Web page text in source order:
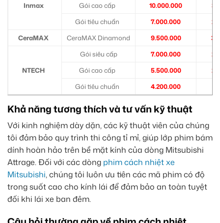
Inmax
Gói cao cấp
10.000.000
Gói tiêu chuẩn
7.000.000
CeraMAX
CeraMAX Dinamond 9.500.000
NTECH
Gói siêu cấp 7.000.000
Gói cao cấp
5.500.000
Gói tiêu chuẩn
4.200.000
Khả năng tương thích và tư vấn kỹ thuật
Với kinh nghiệm dày dặn, các kỹ thuật viên của chúng
tôi đảm bảo quy trình thi công tỉ mỉ, giúp lớp phim bám
dính hoàn hảo trên bề mặt kính của dòng Mitsubishi
Attrage. Đối với các dòng phim cách nhiệt xe
Mitsubishi, chúng tôi luôn ưu tiên các mã phim có độ
trong suốt cao cho kính lái để đảm bảo an toàn tuyệt
đối khi lái xe ban đêm.